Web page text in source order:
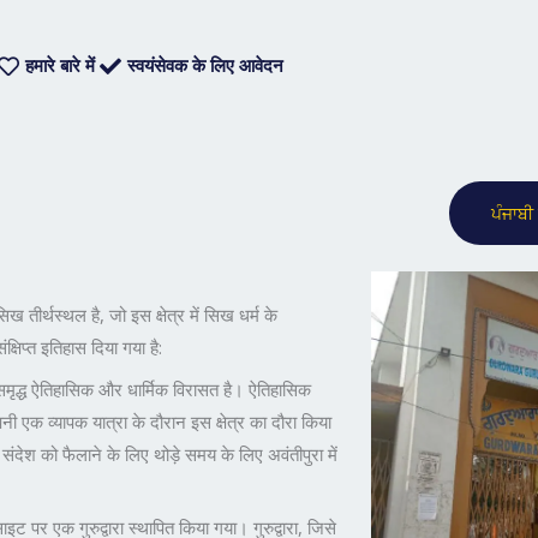
हमारे बारे में स्वयंसेवक के लिए आवेदन
तीर्थस्थल है, जो इस क्षेत्र में सिख धर्म के
इतिहास दिया गया है:
ऐतिहासिक और धार्मिक विरासत है। ऐतिहासिक
व्यापक यात्रा के दौरान इस क्षेत्र का दौरा किया
संदेश को फैलाने के लिए थोड़े समय के लिए अवंतीपुरा में
एक गुरुद्वारा स्थापित किया गया। गुरुद्वारा, जिसे